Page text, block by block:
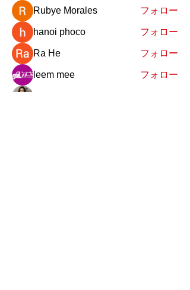
Rubye Morales フォロー
hanoi phoco フォロー
Ra He フォロー
leem mee フォロー